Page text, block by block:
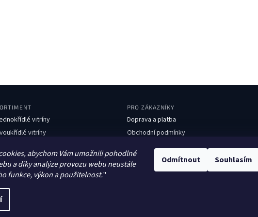
abychom Vám umožnili pohodlné
a díky analýze provozu webu neustále
funkce, výkon a použitelnost."
Odmítnout Souhlasím
vitríny
vitríny
koše
PRO ZÁKAZNÍKY
Doprava a platba
Obchodní podmínky
Ochrana osobních údajů
Kontakty